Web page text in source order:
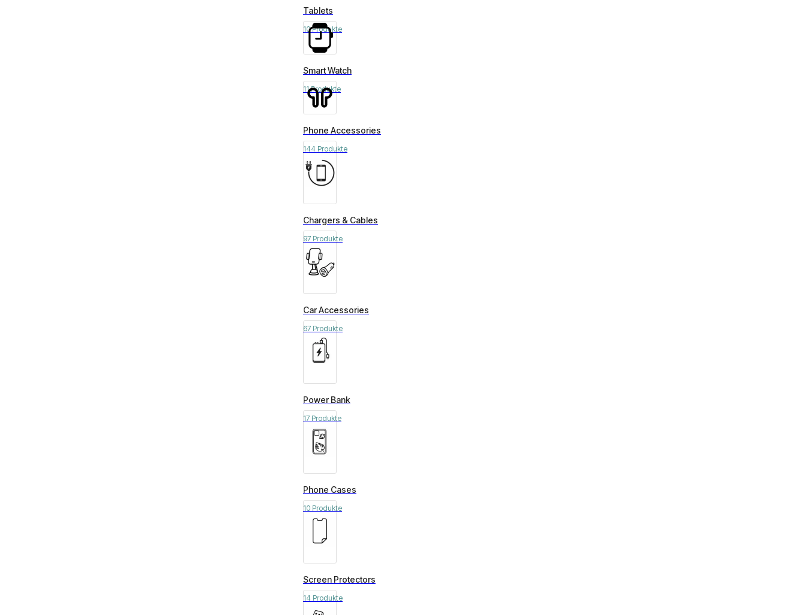
Tablets
10 Produkte
Smart Watch
11 Produkte
Phone Accessories
144 Produkte
Chargers & Cables
97 Produkte
Car Accessories
67 Produkte
Power Bank
17 Produkte
Phone Cases
10 Produkte
Screen Protectors
14 Produkte